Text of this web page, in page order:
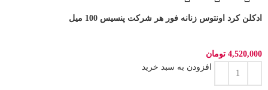
ادکلن کرد اونتوس زنانه فور هر شرکت پنسیس 100 میل
4,520,000 تومان
افزودن به سبد خرید